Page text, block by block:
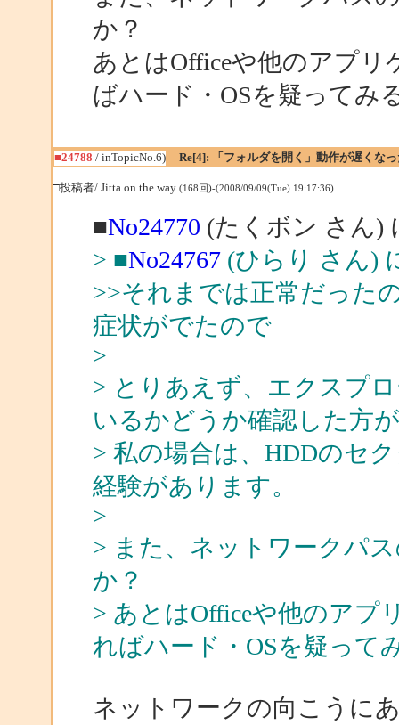
か？
あとはOfficeや他のアプ
ばハード・OSを疑ってみ
■24788 / inTopicNo.6) Re[4]: 「フォルダを開く」動作が遅くなっ
□投稿者/ Jitta on the way (168回)-(2008/09/09(Tue) 19:17:36)
■No24770 (たくボン さん)
> ■No24767(ひらり さん)
>>それまでは正常だった
症状がでたので
>
> とりあえず、エクスプ
いるかどうか確認した方
> 私の場合は、HDDのセ
経験があります。
>
> また、ネットワークパ
か？
> あとはOfficeや他のアプ
ればハード・OSを疑って
ネットワークの向こうに